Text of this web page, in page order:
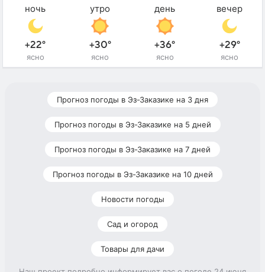
ночь
+22°
ясно
утро
+30°
ясно
день
+36°
ясно
вечер
+29°
ясно
Прогноз погоды в Эз-Заказике на 3 дня
Прогноз погоды в Эз-Заказике на 5 дней
Прогноз погоды в Эз-Заказике на 7 дней
Прогноз погоды в Эз-Заказике на 10 дней
Новости погоды
Сад и огород
Товары для дачи